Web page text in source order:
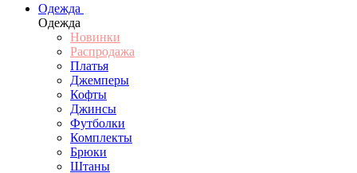
Одежда
Одежда
Новинки
Распродажа
Платья
Джемперы
Кофты
Джинсы
Футболки
Комплекты
Брюки
Штаны